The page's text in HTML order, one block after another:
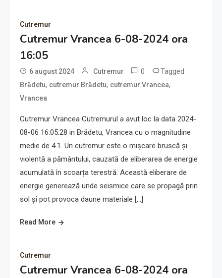
Cutremur
Cutremur Vrancea 6-08-2024 ora
16:05
6 august 2024 Cutremur 0 Tagged
Brădetu, cutremur Brădetu, cutremur Vrancea,
Vrancea
Cutremur Vrancea Cutremurul a avut loc la data 2024-
08-06 16:05:28 in Brădetu, Vrancea cu o magnitudine
medie de 4.1. Un cutremur este o mișcare bruscă și
violentă a pământului, cauzată de eliberarea de energie
acumulată în scoarța terestră. Această eliberare de
energie generează unde seismice care se propagă prin
sol și pot provoca daune materiale […]
Read More
Cutremur
Cutremur Vrancea 6-08-2024 ora